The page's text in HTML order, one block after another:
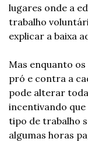
lugares onde a
trabalho
explicar a baixa
Mas enquanto
pró e contra a
pode alterar
incentivando
tipo de trabalho
algumas horas